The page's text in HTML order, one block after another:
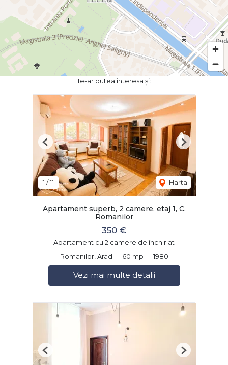
Te-ar putea interesa și:
1 /11 Harta
Previous Next
Apartament superb, 2 camere, etaj 1, C.
Romanilor
350 €
Apartament cu 2 camere de închiriat
Romanilor, Arad
60 mp 1980
Vezi mai multe detalii
Previous Next